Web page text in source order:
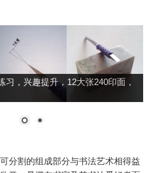
习，兴趣提升，12大张240印面，
分割的组成部分与书法艺术相得益